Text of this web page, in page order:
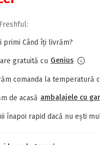
primi Când îți livrăm?
gratuită cu Genius
comanda la temperatură
de acasă ambalajele cu
înapoi rapid dacă nu ești